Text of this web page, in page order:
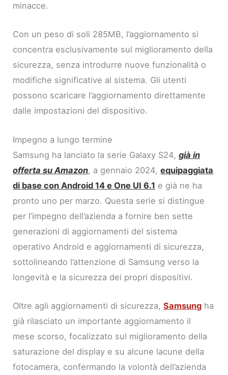
minacce.
Con un peso di soli 285MB, l’aggiornamento si
concentra esclusivamente sul miglioramento della
sicurezza, senza introdurre nuove funzionalità o
modifiche significative al sistema. Gli utenti
possono scaricare l’aggiornamento direttamente
dalle impostazioni del dispositivo.
Impegno a lungo termine
Samsung ha lanciato la serie Galaxy S24,già in
offerta su Amazon, a gennaio 2024,equipaggiata
di base con Android 14 e One UI 6.1 e già ne ha
pronto uno per marzo. Questa serie si distingue
per l’impegno dell’azienda a fornire ben sette
generazioni di aggiornamenti del sistema
operativo Android e aggiornamenti di sicurezza,
sottolineando l’attenzione di Samsung verso la
longevità e la sicurezza dei propri dispositivi.
Oltre agli aggiornamenti di sicurezza,Samsung ha
già rilasciato un importante aggiornamento il
mese scorso, focalizzato sul miglioramento della
saturazione del display e su alcune lacune della
fotocamera, confermando la volontà dell’azienda